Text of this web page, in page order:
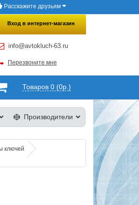
×
Расскажите друзьям
Вход в интернет-магазин
info@avtokluch-63.ru
Перезвоните мне
Товаров 0 (0р.)
Производители
ключей